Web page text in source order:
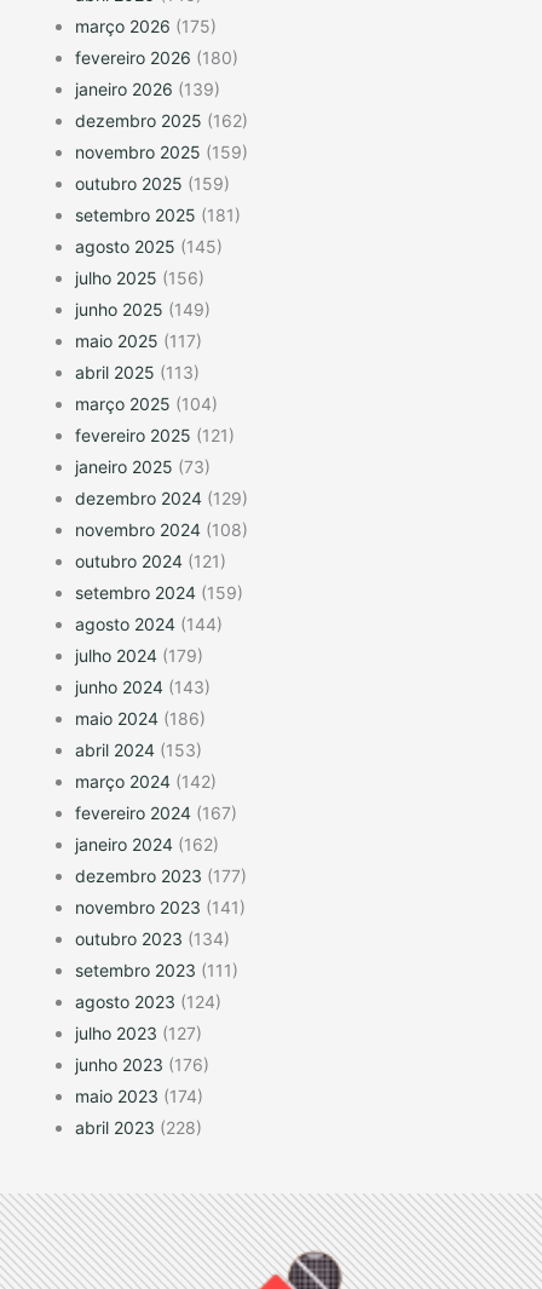
março 2026 (175)
fevereiro 2026 (180)
janeiro 2026 (139)
dezembro 2025 (162)
novembro 2025 (159)
outubro 2025 (159)
setembro 2025 (181)
agosto 2025 (145)
julho 2025 (156)
junho 2025 (149)
maio 2025 (117)
abril 2025 (113)
março 2025 (104)
fevereiro 2025 (121)
janeiro 2025 (73)
dezembro 2024 (129)
novembro 2024 (108)
outubro 2024 (121)
setembro 2024 (159)
agosto 2024 (144)
julho 2024 (179)
junho 2024 (143)
maio 2024 (186)
abril 2024 (153)
março 2024 (142)
fevereiro 2024 (167)
janeiro 2024 (162)
dezembro 2023 (177)
novembro 2023 (141)
outubro 2023 (134)
setembro 2023 (111)
agosto 2023 (124)
julho 2023 (127)
junho 2023 (176)
maio 2023 (174)
abril 2023 (228)